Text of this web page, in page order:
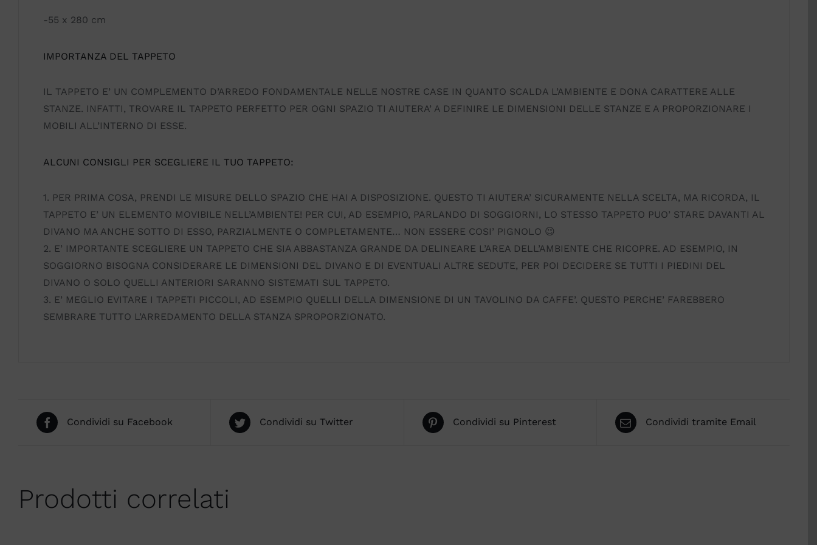
-55 x 280 cm
IMPORTANZA DEL TAPPETO
IL TAPPETO E’ UN COMPLEMENTO D’ARREDO FONDAMENTALE NELLE NOSTRE CASE IN QUANTO SCALDA L’AMBIENTE E DONA CARATTERE ALLE
STANZE. INFATTI, TROVARE IL TAPPETO PERFETTO PER OGNI SPAZIO TI AIUTERA’ A DEFINIRE LE DIMENSIONI DELLE STANZE E A PROPORZIONARE I
MOBILI ALL’INTERNO DI ESSE.
ALCUNI CONSIGLI PER SCEGLIERE IL TUO TAPPETO:
1. PER PRIMA COSA, PRENDI LE MISURE DELLO SPAZIO CHE HAI A DISPOSIZIONE. QUESTO TI AIUTERA’ SICURAMENTE NELLA SCELTA, MA RICORDA, IL
TAPPETO E’ UN ELEMENTO MOVIBILE NELL’AMBIENTE! PER CUI, AD ESEMPIO, PARLANDO DI SOGGIORNI, LO STESSO TAPPETO PUO’ STARE DAVANTI AL
DIVANO MA ANCHE SOTTO DI ESSO, PARZIALMENTE O COMPLETAMENTE… NON ESSERE COSI’ PIGNOLO 😉
2. E’ IMPORTANTE SCEGLIERE UN TAPPETO CHE SIA ABBASTANZA GRANDE DA DELINEARE L’AREA DELL’AMBIENTE CHE RICOPRE. AD ESEMPIO, IN
SOGGIORNO BISOGNA CONSIDERARE LE DIMENSIONI DEL DIVANO E DI EVENTUALI ALTRE SEDUTE, PER POI DECIDERE SE TUTTI I PIEDINI DEL
DIVANO O SOLO QUELLI ANTERIORI SARANNO SISTEMATI SUL TAPPETO.
3. E’ MEGLIO EVITARE I TAPPETI PICCOLI, AD ESEMPIO QUELLI DELLA DIMENSIONE DI UN TAVOLINO DA CAFFE’. QUESTO PERCHE’ FAREBBERO
SEMBRARE TUTTO L’ARREDAMENTO DELLA STANZA SPROPORZIONATO.
Condividi su Facebook Condividi su Twitter Condividi su Pinterest Condividi tramite Email
Prodotti correlati